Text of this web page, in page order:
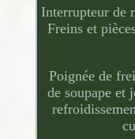
Interrupteur de
Freins et
Poignée de
de soupape et